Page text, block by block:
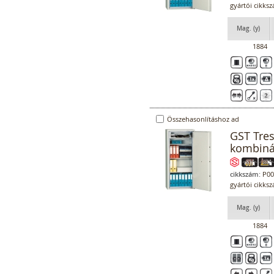
gyártói
Mag. (y)
1884
Összehasonlításhoz ad
GST
cikkszám:
gyártói
Mag. (y)
1884